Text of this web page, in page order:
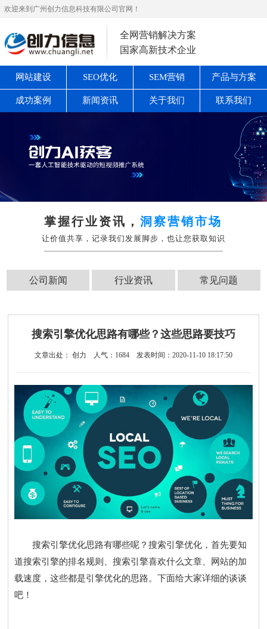
欢迎来到广州创力信息科技有限公司官网！
全网营销解决方案
国家高新技术企业
网站建设 SEO优化 SEM营销 产品与方案
成功案例 新闻资讯 关于我们 联系我们
掌握行业资讯，洞察营销市场
让价值共享，记录我们发展脚步，也让您获取知识
公司新闻 行业资讯 常见问题
搜索引擎优化思路有哪些？这些思路要技巧
文章出处： 创力 人气： 1684 发表时间：2020-11-10 18:17:50
搜索引擎优化思路有哪些呢？搜索引擎优化，首先要知
道搜索引擎的排名规则、搜索引擎喜欢什么文章、网站的加
载速度，这些都是引擎优化的思路。下面给大家详细的谈谈
吧！